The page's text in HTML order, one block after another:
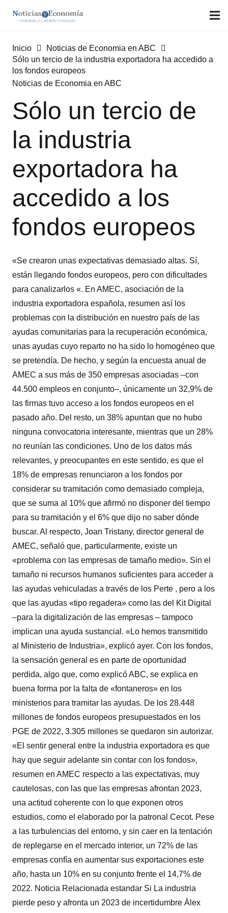
Inicio
Noticias de Economia en ABC
Sólo un tercio de la industria exportadora ha accedido a
los fondos europeos
Noticias de Economia en ABC
Sólo un tercio de
la industria
exportadora ha
accedido a los
fondos europeos
«Se crearon unas expectativas demasiado altas. Sí,
están llegando fondos europeos, pero con dificultades
para canalizarlos «. En AMEC, asociación de la
industria exportadora española, resumen así los
problemas con la distribución en nuestro país de las
ayudas comunitarias para la recuperación económica,
unas ayudas cuyo reparto no ha sido lo homogéneo que
se pretendía. De hecho, y según la encuesta anual de
AMEC a sus más de 350 empresas asociadas –con
44.500 empleos en conjunto–, únicamente un 32,9% de
las firmas tuvo acceso a los fondos europeos en el
pasado año. Del resto, un 38% apuntan que no hubo
ninguna convocatoria interesante, mientras que un 28%
no reunían las condiciones. Uno de los datos más
relevantes, y preocupantes en este sentido, es que el
18% de empresas renunciaron a los fondos por
considerar su tramitación como demasiado compleja,
que se suma al 10% que afirmó no disponer del tiempo
para su tramitación y el 6% que dijo no saber dónde
buscar. Al respecto, Joan Tristany, director general de
AMEC, señaló que, particularmente, existe un
«problema con las empresas de tamaño medio». Sin el
tamaño ni recursos humanos suficientes para acceder a
las ayudas vehiculadas a través de los Perte , pero a los
que las ayudas «tipo regadera» como las del Kit Digital
–para la digitalización de las empresas – tampoco
implican una ayuda sustancial. «Lo hemos transmitido
al Ministerio de Industria», explicó ayer. Con los fondos,
la sensación general es en parte de oportunidad
perdida, algo que, como explicó ABC, se explica en
buena forma por la falta de «fontaneros» en los
ministerios para tramitar las ayudas. De los 28.448
millones de fondos europeos presupuestados en los
PGE de 2022, 3.305 millones se quedaron sin autorizar.
«El sentir general entre la industria exportadora es que
hay que seguir adelante sin contar con los fondos»,
resumen en AMEC respecto a las expectativas, muy
cautelosas, con las que las empresas afrontan 2023,
una actitud coherente con lo que exponen otros
estudios, como el elaborado por la patronal Cecot. Pese
a las turbulencias del entorno, y sin caer en la tentación
de replegarse en el mercado interior, un 72% de las
empresas confía en aumentar sus exportaciones este
año, hasta un 10% en su conjunto frente el 14,7% de
2022. Noticia Relacionada estandar Si La industria
pierde peso y afronta un 2023 de incertidumbre Àlex